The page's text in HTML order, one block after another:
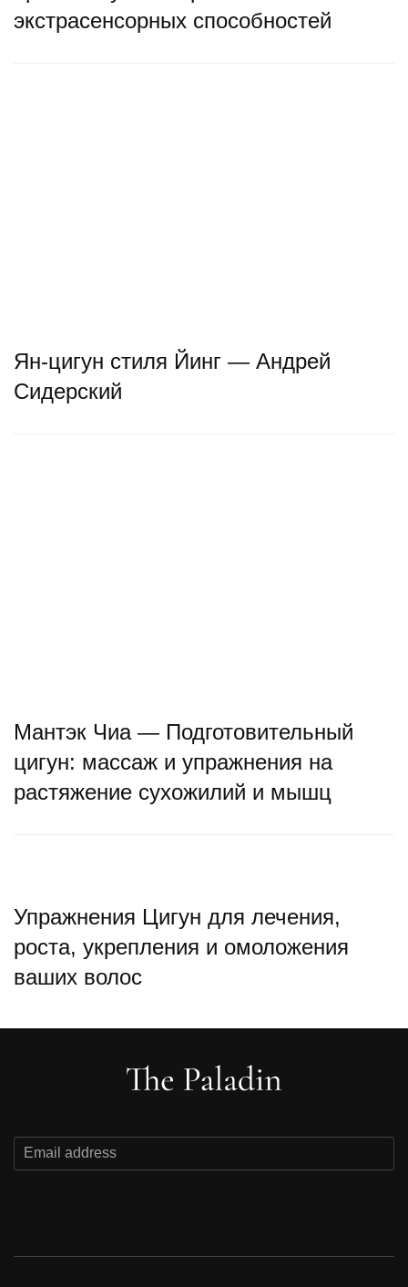
экстрасенсорных способностей
Ян-цигун стиля Йинг — Андрей
Сидерский
Мантэк Чиа — Подготовительный
цигун: массаж и упражнения на
растяжение сухожилий и мышц
Упражнения Цигун для лечения,
роста, укрепления и омоложения
ваших волос